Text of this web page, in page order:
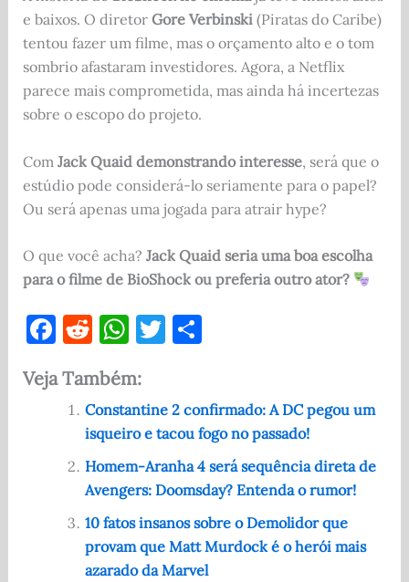
e baixos. O diretor Gore Verbinski(Piratas do Caribe)
tentou fazer um filme, mas o orçamento alto e o tom
sombrio afastaram investidores. Agora, a Netflix
parece mais comprometida, mas ainda há incertezas
sobre o escopo do projeto.
Com Jack Quaid demonstrando interesse, será que o
estúdio pode considerá-lo seriamente para o papel?
Ou será apenas uma jogada para atrair hype?
O que você acha? Jack Quaid seria uma boa escolha
para o filme de BioShock ou preferia outro ator?
F
c
e
o
k
R
d
di
t
W
at
s
A
p
p
T
te
r
S
e
Veja Também:
Constantine 2 confirmado: A DC pegou um
isqueiro e tacou fogo no passado!
Homem-Aranha 4 será sequência direta de
Avengers: Doomsday? Entenda o rumor!
10 fatos insanos sobre o Demolidor que
provam que Matt Murdock é o herói mais
azarado da Marvel